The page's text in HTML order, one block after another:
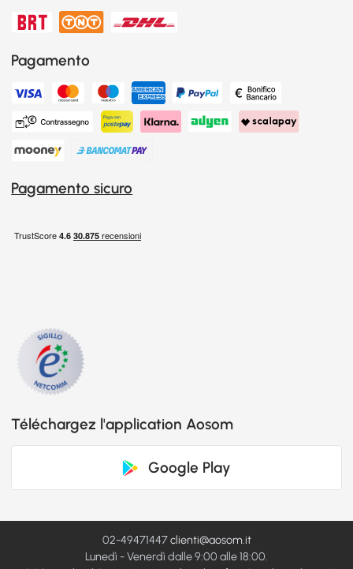
Pagamento
Pagamento sicuro
Téléchargez l'application Aosom
Google Play
02-49471447clienti@aosom.it
Lunedì - Venerdì dalle 9:00 alle 18:00.